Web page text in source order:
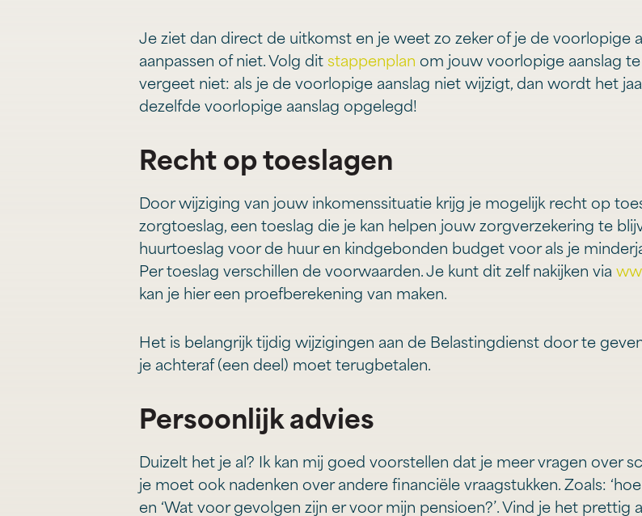
Je ziet dan direct de uitkomst en je weet zo zeker of je de voorlopige
aanpassen of niet. Volg dit stappenplan om jouw voorlopige aanslag te
vergeet niet: als je de voorlopige aanslag niet wijzigt, dan wordt het
dezelfde voorlopige aanslag opgelegd!
Recht op toeslagen
Door wijziging van jouw inkomenssituatie krijg je mogelijk recht op
zorgtoeslag, een toeslag die je kan helpen jouw zorgverzekering te
huurtoeslag voor de huur en kindgebonden budget voor als je
Per toeslag verschillen de voorwaarden. Je kunt dit zelf nakijken via
kan je hier een proefberekening van maken.
Het is belangrijk tijdig wijzigingen aan de Belastingdienst door te
je achteraf (een deel) moet terugbetalen.
Persoonlijk advies
Duizelt het je al? Ik kan mij goed voorstellen dat je meer vragen over
je moet ook nadenken over andere financiële vraagstukken. Zoals:
en ‘Wat voor gevolgen zijn er voor mijn pensioen?’. Vind je het prettig